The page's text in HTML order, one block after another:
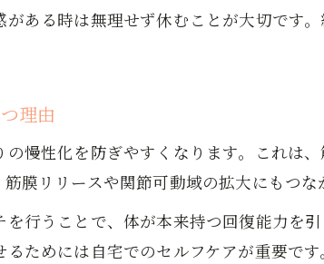
日々のストレッチが腰痛予防に役
毎日のセルフケアで体の軽さを実感
ストレッチを活用した毎日のセル
日常生活に取り入れるストレッチ
ストレッチで体が軽くなった実感
ある時は無理せず休むことが大切です
理由
慢性化を防ぎやすくなります。これは
膜リリースや関節可動域の拡大にもつな
行うことで、体が本来持つ回復能力を
ためには自宅でのセルフケアが重要です